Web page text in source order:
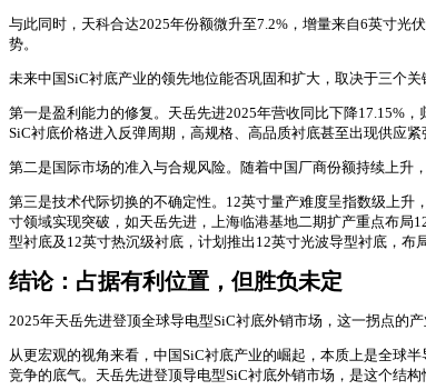
与此同时，天科合达2025年份额微升至7.2%，增量来自6英寸光
势。
未来中国SiC衬底产业的领先地位能否巩固和扩大，取决于三个关
第一是盈利能力的修复。天岳先进2025年营收同比下降17.15%
SiC衬底价格进入反弹周期，高规格、高品质衬底甚至出现供应
第二是国际市场的准入与合规风险。随着中国厂商份额持续上升
第三是技术代际切换的不确定性。12英寸量产难度呈指数级上升
寸领域实现突破，如天岳先进，上海临港基地二期扩产重点布局
型衬底及12英寸热沉级衬底，计划推出12英寸光波导型衬底，布
结论：占据有利位置，但胜负未定
2025年天岳先进登顶全球导电型SiC衬底外销市场，这一拐点的
从更宏观的视角来看，中国SiC衬底产业的崛起，本质上是全球
竞争的底气。天岳先进登顶导电型SiC衬底外销市场，是这个结构